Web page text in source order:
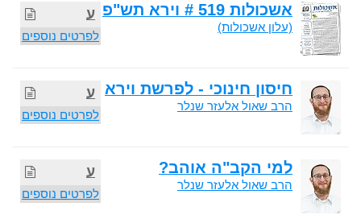
ע
לפרטים נוספים
אשכולות 519 # וירא תש"פ
(עלון אשכולות)
ע
לפרטים נוספים
חיסון חינוכי - לפרשת וירא
הרב שאול אלעזר שנלר
ע
לפרטים נוספים
למי הקב"ה אוהב?
הרב שאול אלעזר שנלר